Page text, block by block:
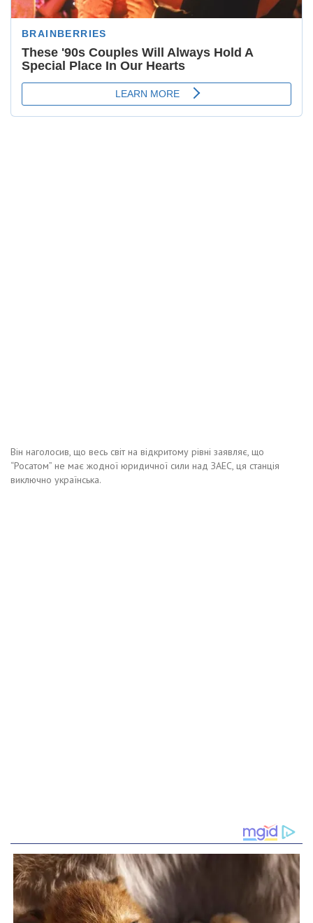
Він наголосив, що весь світ на відкритому рівні заявляє, що
“Росатом” не має жодної юридичної сили над ЗАЕС, ця станція
виключно українська.